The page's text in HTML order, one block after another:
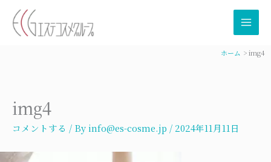
ホーム img4
img4
コメントする / Byinfo@es-cosme.jp / 2024年11月11日